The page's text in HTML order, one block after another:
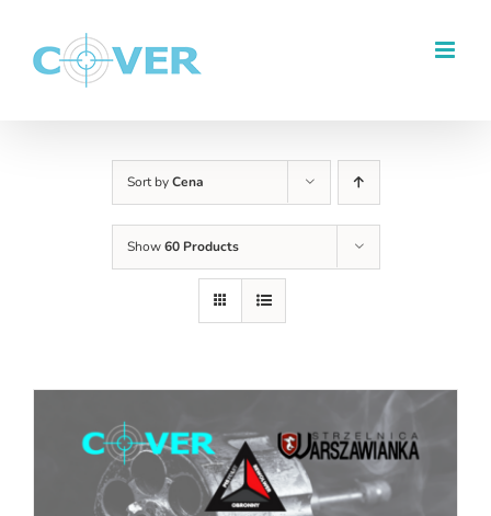
zawartości
Sort byCena
Show60 Products